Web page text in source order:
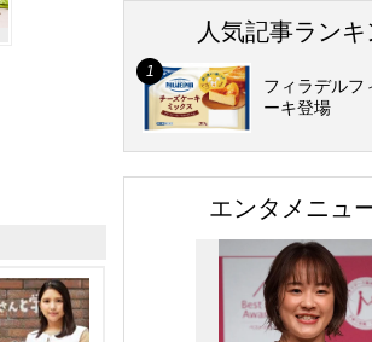
人気記事ラン
フィラデルフ
ーキ登場
エンタメニュ